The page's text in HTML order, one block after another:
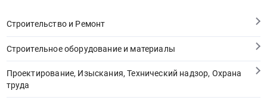
Строительство и Ремонт
Строительное оборудование и материалы
Проектирование, Изыскания, Технический надзор, Охрана
труда